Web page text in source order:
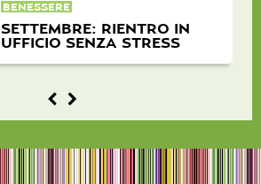
BENESSERE
SETTEMBRE: RIENTRO IN
UFFICIO SENZA STRESS